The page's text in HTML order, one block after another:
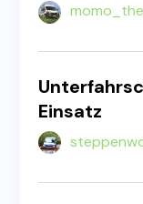
Einsatz